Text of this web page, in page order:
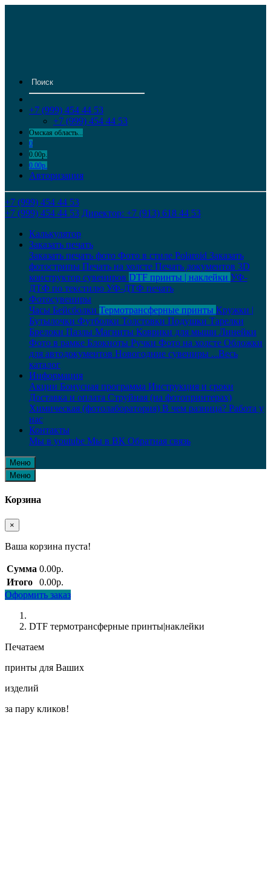
+7 (999) 454 44 53
+7 (999) 454 44 53
Омская область...
0
0.00р.
0.00р.
Авторизация
+7 (999) 454 44 53
+7 (999) 454 44 53 Директор: +7 (913) 618 44 53
Калькулятор
Заказать печать
Заказать печать фото Фото в стиле Polaroid Заказать
фотострипы Печать на холсте Печать документов 3D
конструктор сувениров DTF принты | наклейки УФ-
ДТФ по текстилю УФ-ДТФ печать
Фотосувениры
Часы Бейсболки Термотрансферные принты Кружки |
Бутылочки Футболки Толстовки Подушки Тарелки
Брелоки Пазлы Магниты Коврики для мыши Линейки
Фото в рамке Блокноты Ручки Фото на холсте Обложки
для автодокументов Новогодние сувениры ...Весь
каталог
Информация
Акции Бонусная программа Инструкция и сроки
Доставка и оплата Струйная (на фотопринтерах)
Химическая (фотолаборатория) В чем разница? Работа у
нас
Контакты
Мы в youtube Мы в ВК Обратная связь
Меню
Меню
Корзина
×
Ваша корзина пуста!
Сумма 0.00р.
Итого
0.00р.
Оформить заказ
DTF термотрансферные принты|наклейки
Печатаем
принты для Ваших
изделий
за пару кликов!